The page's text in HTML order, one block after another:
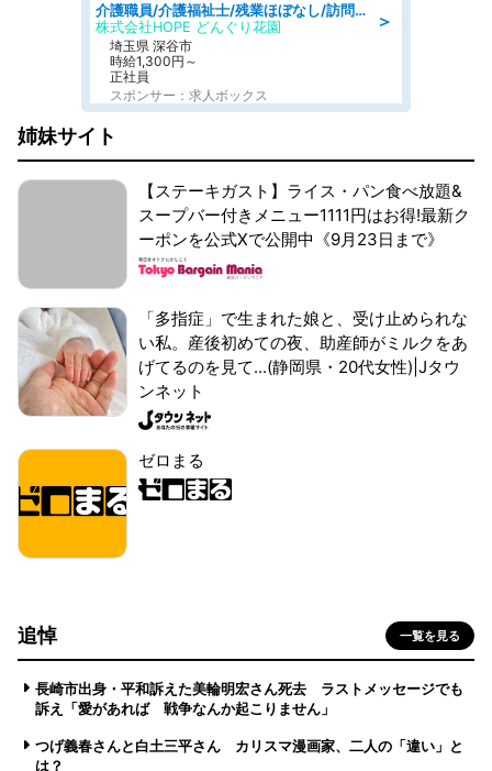
＞
介護職員/介護福祉士/残業ほぼなし/訪問介護の介護士
株式会社HOPE どんぐり花園
埼玉県 深谷市
時給1,300円～
正社員
スポンサー：求人ボックス
姉妹サイト
【ステーキガスト】ライス・パン食べ放題&
スープバー付きメニュー1111円はお得!最新ク
ーポンを公式Xで公開中《9月23日まで》
「多指症」で生まれた娘と、受け止められな
い私。産後初めての夜、助産師がミルクをあ
げてるのを見て...(静岡県・20代女性)|Jタウ
ンネット
ゼロまる
追悼 一覧を見る
長崎市出身・平和訴えた美輪明宏さん死去 ラストメッセージでも
訴え「愛があれば 戦争なんか起こりません」
つげ義春さんと白土三平さん カリスマ漫画家、二人の「違い」と
は？